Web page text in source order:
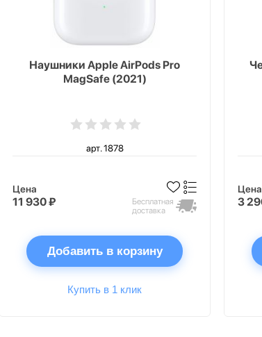
Наушники Apple AirPods Pro
MagSafe (2021)
арт. 1878
Цена
11 930 ₽
Бесплатная
доставка
Добавить в корзину
Купить в 1 клик
Цена
3